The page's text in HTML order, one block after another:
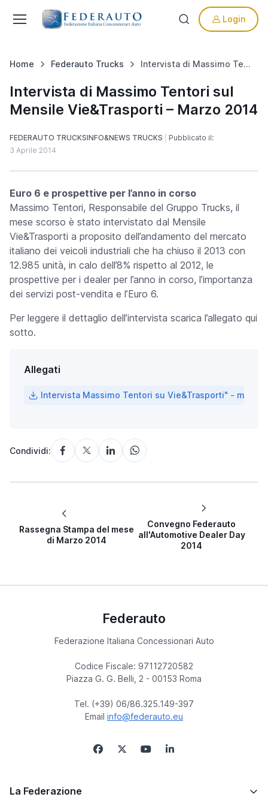
Login
Home Federauto Trucks Intervista di Massimo Tentori sul Mensile Vie&Trasporti – Marzo 2014
Intervista di Massimo Tentori sul
Mensile Vie&Trasporti – Marzo 2014
FEDERAUTO TRUCKSINFO&NEWS TRUCKS
Pubblicato il:
3 Aprile 2014
Euro 6 e prospettive per l’anno in corso
Massimo Tentori, Responsabile del Gruppo Trucks, il
mese scorso è stato intervistato dal Mensile
Vie&Trasporti a proposito dell’andamento del mercato
italiano dei veicoli industriali che ha chiuso il 2013 con
12.985 unità, in calo dell’8% rispetto al 2012, le
prospettive per i dealer per l’anno in corso, l’importanza
dei servizi post-vendita e l’Euro 6.
Per leggere il dettaglio dell’intervista scarica l’allegato qui
sotto.
Allegati
Intervista Massimo Tentori su Vie&Trasporti" - marzo
Condividi:
Rassegna Stampa del mese
di Marzo 2014
Convegno Federauto
all'Automotive Dealer Day
2014
Federauto
Federazione Italiana Concessionari Auto
Codice Fiscale: 97112720582
Piazza G. G. Belli, 2 - 00153 Roma
Tel. (+39) 06/86.325.149-397
Email info@federauto.eu
La Federazione